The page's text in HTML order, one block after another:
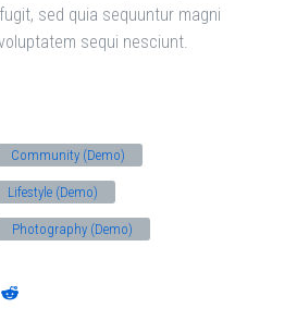
sed quia sequuntur magni
sequi nesciunt.
Community (Demo)
Lifestyle (Demo)
Photography (Demo)